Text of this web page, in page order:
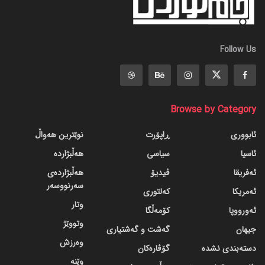
Follow Us
Browse by Category
ئابووری
ئاسیا
ئەفریقا
ئەمریکا
ئەورووپا
جیهان
دسته‌بندی نشده
ڕاپۆرت
سیاسی
ڤیدیۆ
کەلتوری
کۆمەڵگا
گه‌شت و گه‌شتیاری
گۆڤاره‌کان
نوێترین هەواڵ
هەڵبژاردە
هەڵبژاردەی
سەرنووسەر
وتار
وتووێژ
وەرزش
وێنە